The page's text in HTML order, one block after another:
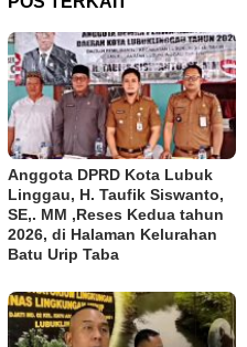
Anggota DPRD Kota Lubuk
Linggau, H. Taufik Siswanto,
SE,. MM ,Reses Kedua tahun
2026, di Halaman Kelurahan
Batu Urip Taba